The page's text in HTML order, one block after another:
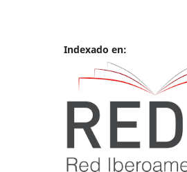
Indexado en: